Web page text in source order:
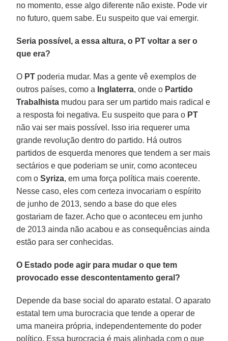
no momento, esse algo diferente não existe. Pode vir
no futuro, quem sabe. Eu suspeito que vai emergir.
Seria possível, a essa altura, o PT voltar a ser o
que era?
O PT poderia mudar. Mas a gente vê exemplos de
outros países, como a Inglaterra, onde o Partido
Trabalhista mudou para ser um partido mais radical e
a resposta foi negativa. Eu suspeito que para o PT
não vai ser mais possível. Isso iria requerer uma
grande revolução dentro do partido. Há outros
partidos de esquerda menores que tendem a ser mais
sectários e que poderiam se unir, como aconteceu
com oSyriza, em uma força política mais coerente.
Nesse caso, eles com certeza invocariam o espírito
de junho de 2013, sendo a base do que eles
gostariam de fazer. Acho que o aconteceu em junho
de 2013 ainda não acabou e as consequências ainda
estão para ser conhecidas.
O Estado pode agir para mudar o que tem
provocado esse descontentamento geral?
Depende da base social do aparato estatal. O aparato
estatal tem uma burocracia que tende a operar de
uma maneira própria, independentemente do poder
político. Essa burocracia é mais alinhada com o que